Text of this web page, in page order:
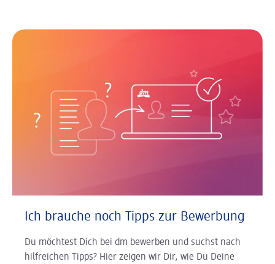
Ich brauche noch Tipps zur Bewerbung
Du möchtest Dich bei dm bewerben und suchst nach
hilfreichen Tipps? Hier zeigen wir Dir, wie Du Deine